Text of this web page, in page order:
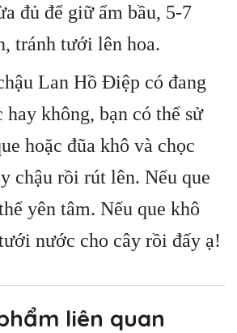
đủ để giữ ẩm bầu, 5-7
tránh tưới lên hoa.
Lan Hồ Điệp có đang
hay không, bạn có thể sử
hoặc đũa khô và chọc
chậu rồi rút lên. Nếu que
yên tâm. Nếu que khô
nước cho cây rồi đấy ạ!
liên quan